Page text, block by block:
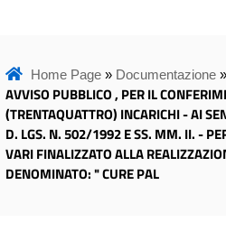
Home Page» Documentazione»
AVVISO PUBBLICO , PER IL
(TRENTAQUATTRO) INCARICHI - AI
D. LGS. N. 502/1992 E SS. MM. II. -
VARI FINALIZZATO ALLA
DENOMINATO: " CURE PAL